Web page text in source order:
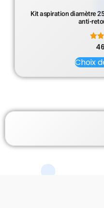
Kit aspiration diamètre
anti-
Choix